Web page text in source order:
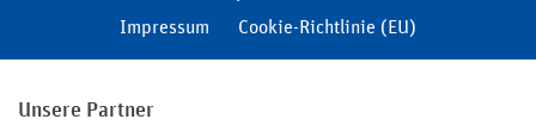
Impressum
Cookie-Richtlinie (EU)
Unsere Partner